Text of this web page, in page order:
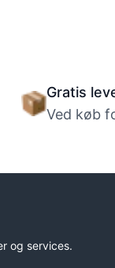
Gratis
Ved køb
og services.